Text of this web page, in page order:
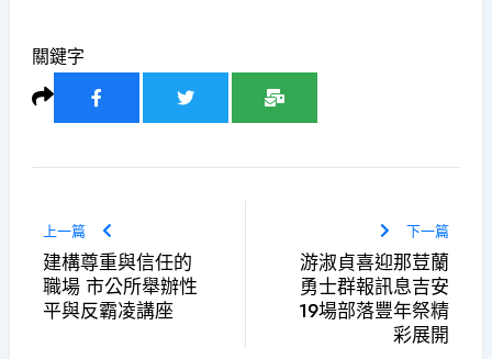
關鍵字
上一篇
建構尊重與信任的
職場 市公所舉辦性
平與反霸凌講座
下一篇
游淑貞喜迎那荳蘭
勇士群報訊息吉安
19場部落豐年祭精
彩展開